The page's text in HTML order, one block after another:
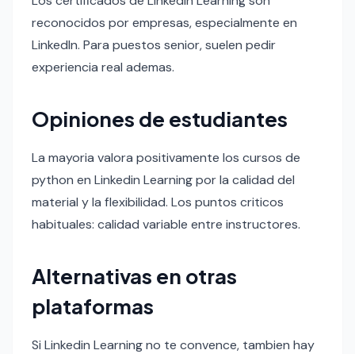
reconocidos por empresas, especialmente en
LinkedIn. Para puestos senior, suelen pedir
experiencia real ademas.
Opiniones de estudiantes
La mayoria valora positivamente los cursos de
python en Linkedin Learning por la calidad del
material y la flexibilidad. Los puntos criticos
habituales: calidad variable entre instructores.
Alternativas en otras
plataformas
Si Linkedin Learning no te convence, tambien hay